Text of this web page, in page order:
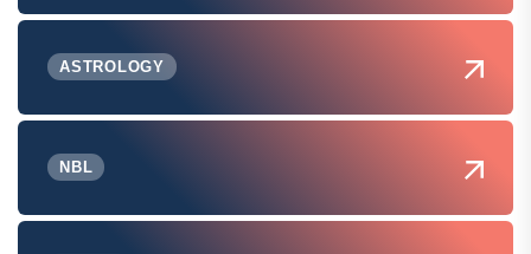
ASTROLOGY
NBL